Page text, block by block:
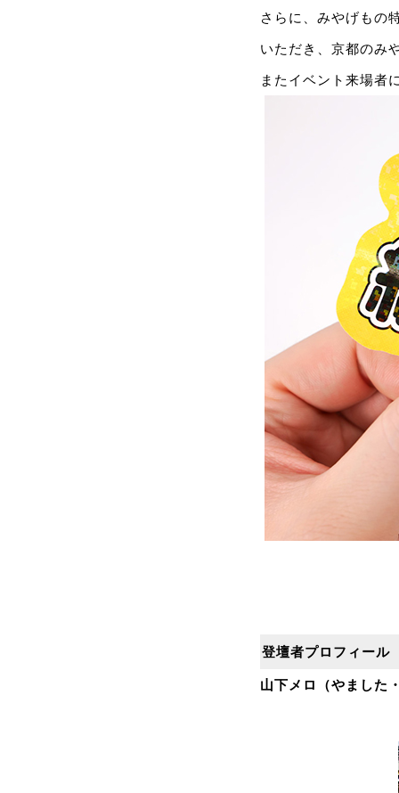
さらに、みやげもの
いただき、京都のみ
またイベント来場者
登壇者プロフィール
山下メロ（やました